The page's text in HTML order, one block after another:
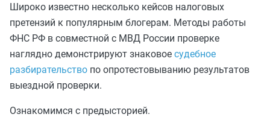
Широко известно несколько кейсов налоговых
претензий к популярным блогерам. Методы работы
ФНС РФ в совместной с МВД России проверке
наглядно демонстрируют знаковое судебное
разбирательство по опротестовыванию результатов
выездной проверки.
Ознакомимся с предысторией.